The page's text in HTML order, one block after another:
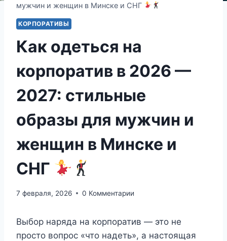
мужчин и женщин в Минске и СНГ
КОРПОРАТИВЫ
Как одеться на
корпоратив в 2026 —
2027: стильные
образы для мужчин и
женщин в Минске и
СНГ
7 февраля, 2026 0 Комментарии
Выбор наряда на корпоратив — это не
просто вопрос «что надеть», а настоящая